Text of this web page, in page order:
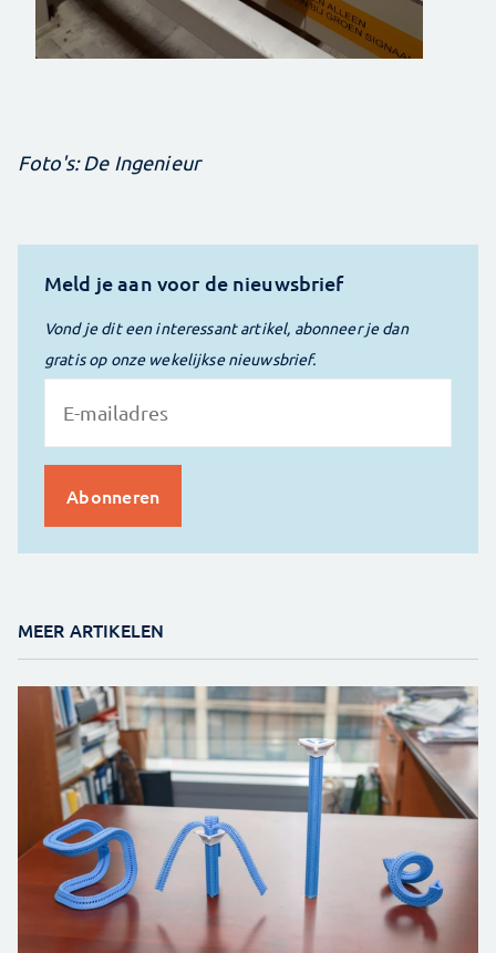
Foto's: De Ingenieur
Meld je aan voor de nieuwsbrief
Vond je dit een interessant artikel, abonneer je dan
gratis op onze wekelijkse nieuwsbrief.
MEER ARTIKELEN